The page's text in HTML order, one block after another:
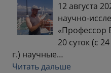
12 августа
научно-
«Профессор
20 суток (с
г.) научные…
Читать дальше